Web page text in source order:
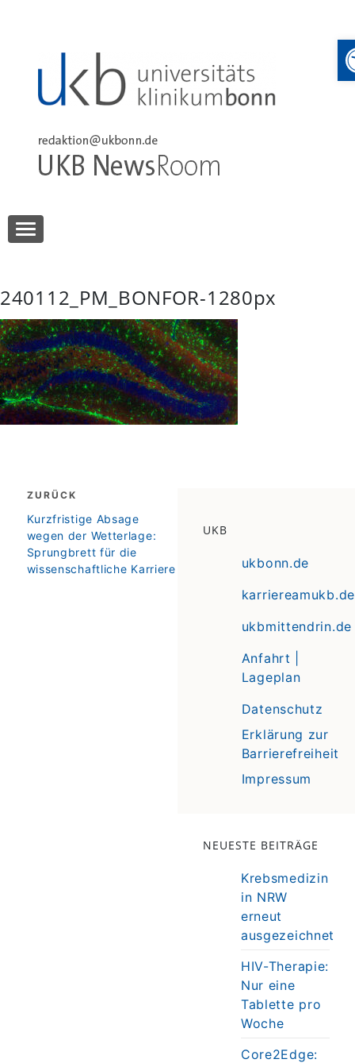
UKB NewsRoom
240112_PM_BONFOR-1280px
Beitragsnavigation
ZURÜCK
zurück
Kurzfristige Absage
wegen der Wetterlage:
Sprungbrett für die
wissenschaftliche Karriere
UKB
ukbonn.de
karriereamukb.de
ukbmittendrin.de
Anfahrt |
Lageplan
Datenschutz
Erklärung zur
Barrierefreiheit
Impressum
NEUESTE BEITRÄGE
Krebsmedizin
in NRW
erneut
ausgezeichnet
HIV-Therapie:
Nur eine
Tablette pro
Woche
Core2Edge: